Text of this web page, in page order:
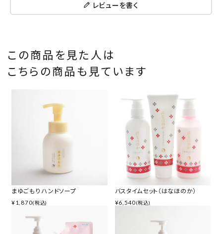
レビューを書く
この商品を見た人は
こちらの商品も見ています
まゆごもり ハンドソープ
¥1,870(税込)
バスタイムセット（はなほのか）
¥6,540(税込)